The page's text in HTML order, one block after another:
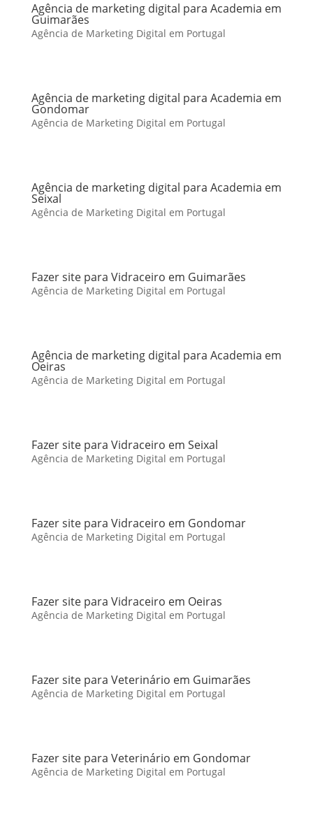
Agência de marketing digital para Academia em
Guimarães
Agência de Marketing Digital em Portugal
Agência de marketing digital para Academia em
Gondomar
Agência de Marketing Digital em Portugal
Agência de marketing digital para Academia em
Seixal
Agência de Marketing Digital em Portugal
Fazer site para Vidraceiro em Guimarães
Agência de Marketing Digital em Portugal
Agência de marketing digital para Academia em
Oeiras
Agência de Marketing Digital em Portugal
Fazer site para Vidraceiro em Seixal
Agência de Marketing Digital em Portugal
Fazer site para Vidraceiro em Gondomar
Agência de Marketing Digital em Portugal
Fazer site para Vidraceiro em Oeiras
Agência de Marketing Digital em Portugal
Fazer site para Veterinário em Guimarães
Agência de Marketing Digital em Portugal
Fazer site para Veterinário em Gondomar
Agência de Marketing Digital em Portugal